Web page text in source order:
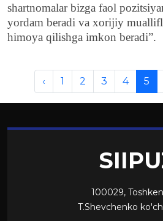
shartnomalar bizga faol
yordam beradi va xorijiy
himoya qilishga imkon beradi”.
‹ 1 2 3 4 5
100029,
T.Shevchenko